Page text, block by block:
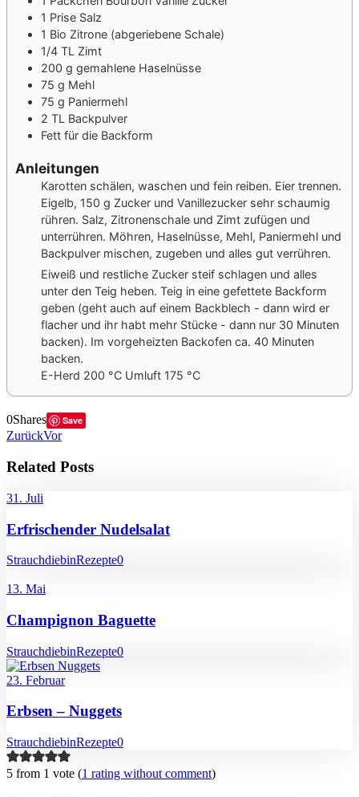
1 Prise Salz
1 Bio Zitrone (abgeriebene Schale)
1/4 TL Zimt
200 g gemahlene Haselnüsse
75 g Mehl
75 g Paniermehl
2 TL Backpulver
Fett für die Backform
Anleitungen
Karotten schälen, waschen und fein reiben. Eier trennen.
Eigelb, 150 g Zucker und Vanillezucker sehr schaumig
rühren. Salz, Zitronenschale und Zimt zufügen und
unterrühren. Möhren, Haselnüsse, Mehl, Paniermehl und
Backpulver mischen, zugeben und alles gut verrühren.
Eiweiß und restliche Zucker steif schlagen und alles
unter den Teig heben. Teig in eine gefettete Backform
geben (geht auch auf einem Backblech - dann wird er
flacher und ihr habt mehr Stücke - dann nur 30 Minuten
backen). Im vorgeheizten Backofen ca. 40 Minuten
backen.
E-Herd 200 °C Umluft 175 °C
0Shares Save
ZurückVor
Related Posts
31. Juli
Erfrischender Nudelsalat
StrauchdiebinRezepte0
13. Mai
Champignon Baguette
StrauchdiebinRezepte0
23. Februar
Erbsen – Nuggets
StrauchdiebinRezepte0
5 from 1 vote (1 rating without comment)